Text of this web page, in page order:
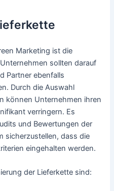
Marketing ist die
sollten darauf
Partner ebenfalls
Durch die Auswahl
können Unternehmen ihren
verringern. Es
und Bewertungen der
sicherzustellen, dass die
eingehalten werden.
der Lieferkette sind: